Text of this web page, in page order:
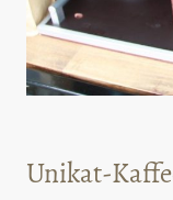
Unikat-